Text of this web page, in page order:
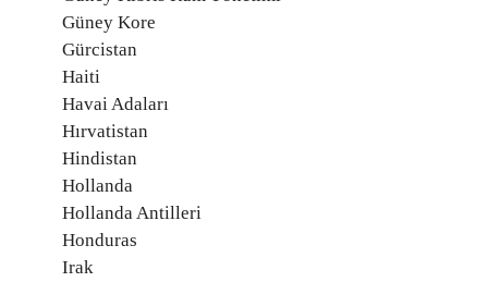
Güney Kore
Gürcistan
Haiti
Havai Adaları
Hırvatistan
Hindistan
Hollanda
Hollanda Antilleri
Honduras
Irak